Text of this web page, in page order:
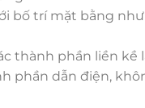
bố trí mặt bằng
thành phần liền kề
phần dẫn điện,